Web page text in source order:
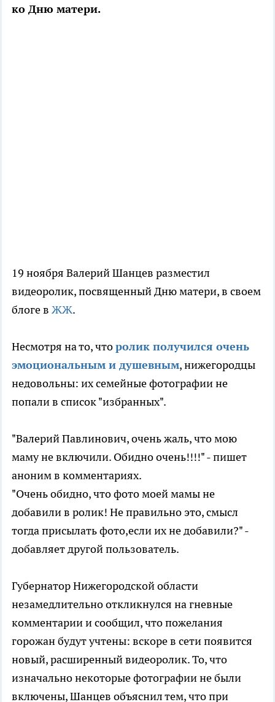
ко Дню матери.
19 ноября Валерий Шанцев разместил
видеоролик, посвященный Дню матери, в своем
блоге в ЖЖ.
Несмотря на то, чторолик получился очень
эмоциональным и душевным, нижегородцы
недовольны: их семейные фотографии не
попали в список "избранных".
"Валерий Павлинович, очень жаль, что мою
маму не включили. Обидно очень!!!!" - пишет
аноним в комментариях.
"Очень обидно, что фото моей мамы не
добавили в ролик! Не правильно это, смысл
тогда присылать фото,если их не добавили?" -
добавляет другой пользователь.
Губернатор Нижегородской области
незамедлительно откликнулся на гневные
комментарии и сообщил, что пожелания
горожан будут учтены: вскоре в сети появится
новый, расширенный видеоролик. То, что
изначально некоторые фотографии не были
включены, Шанцев объяснил тем, что при